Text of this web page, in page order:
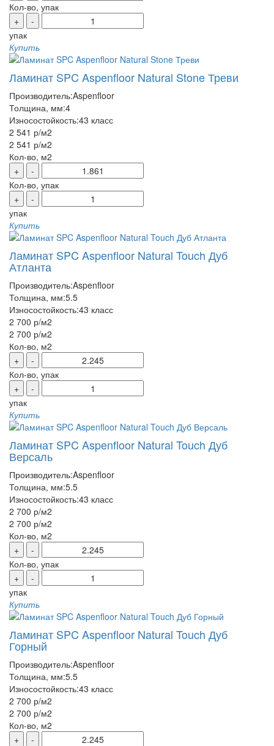
Кол-во, упак
+
-
упак
Купить
Ламинат SPC Aspenfloor Natural Stone Треви
Производитель:Aspenfloor
Толщина, мм:4
Износостойкость:43 класс
2 541 р/м2
2 541 р/м2
Кол-во, м2
+
-
Кол-во, упак
+
-
упак
Купить
Ламинат SPC Aspenfloor Natural Touch Дуб
Атланта
Производитель:Aspenfloor
Толщина, мм:5.5
Износостойкость:43 класс
2 700 р/м2
2 700 р/м2
Кол-во, м2
+
-
Кол-во, упак
+
-
упак
Купить
Ламинат SPC Aspenfloor Natural Touch Дуб
Версаль
Производитель:Aspenfloor
Толщина, мм:5.5
Износостойкость:43 класс
2 700 р/м2
2 700 р/м2
Кол-во, м2
+
-
Кол-во, упак
+
-
упак
Купить
Ламинат SPC Aspenfloor Natural Touch Дуб
Горный
Производитель:Aspenfloor
Толщина, мм:5.5
Износостойкость:43 класс
2 700 р/м2
2 700 р/м2
Кол-во, м2
+
-